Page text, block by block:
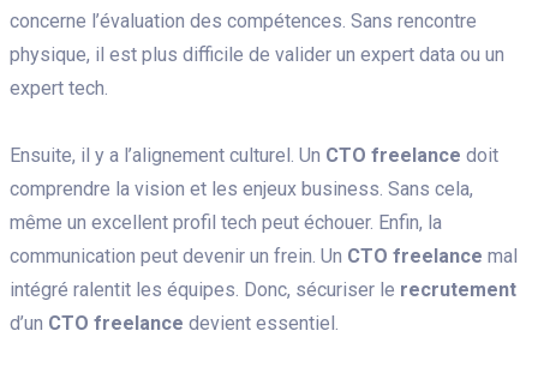
concerne l’évaluation des compétences. Sans rencontre
physique, il est plus difficile de valider un expert data ou un
expert tech.
Ensuite, il y a l’alignement culturel. Un CTO freelance doit
comprendre la vision et les enjeux business. Sans cela,
même un excellent profil tech peut échouer. Enfin, la
communication peut devenir un frein. Un CTO freelance mal
intégré ralentit les équipes. Donc, sécuriser le recrutement
d’un CTO freelance devient essentiel.